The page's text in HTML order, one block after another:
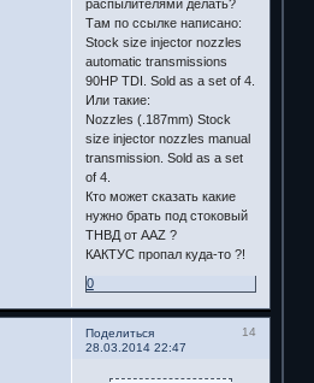
распылителями делать?
Там по ссылке написано:
Stock size injector nozzles
automatic transmissions
90HP TDI. Sold as a set of 4.
Или такие:
Nozzles (.187mm) Stock
size injector nozzles manual
transmission. Sold as a set
of 4.
Кто может сказать какие
нужно брать под стоковый
ТНВД от AAZ ?
КАКТУС пропал куда-то ?!
0
Поделиться
14
28.03.2014 22:47